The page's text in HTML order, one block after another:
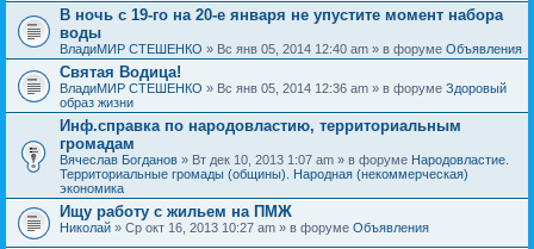
В ночь с 19-го на 20-е января не упустите момент набора
воды
ВладиМИР СТЕШЕНКО » Вс янв 05, 2014 12:40 am » в форуме Объявления
Святая Водица!
ВладиМИР СТЕШЕНКО » Вс янв 05, 2014 12:36 am » в форуме Здоровый
образ жизни
Инф.справка по народовластию, территориальным
громадам
Вячеслав Богданов » Вт дек 10, 2013 1:07 am » в форуме Народовластие.
Территориальные громады (общины). Народная (некоммерческая)
экономика
Ищу работу с жильем на ПМЖ
Николай » Ср окт 16, 2013 10:27 am » в форуме Объявления